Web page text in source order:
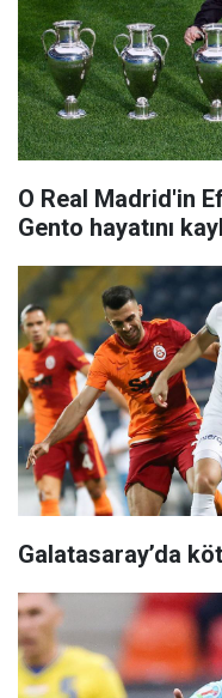
O Real Madrid'in
Gento hayatını
Galatasaray’da